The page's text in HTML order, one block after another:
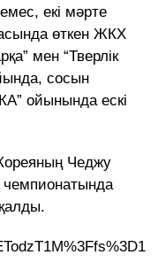
екі мәрте
өткен ЖКХ
мен “Тверлік
сосын
ойынында ескі
Чеджу